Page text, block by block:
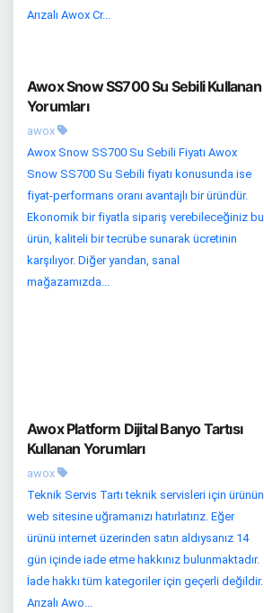
Arızalı Awox Cr...
Awox Snow SS700 Su Sebili Kullanan
Yorumları
awox
Awox Snow SS700 Su Sebili Fiyatı Awox
Snow SS700 Su Sebili fiyatı konusunda ise
fiyat-performans oranı avantajlı bir üründür.
Ekonomik bir fiyatla sipariş verebileceğiniz bu
ürün, kaliteli bir tecrübe sunarak ücretinin
karşılıyor. Diğer yandan, sanal
mağazamızda...
Awox Platform Dijital Banyo Tartısı
Kullanan Yorumları
awox
Teknik Servis Tartı teknik servisleri için ürünün
web sitesine uğramanızı hatırlatırız. Eğer
ürünü internet üzerinden satın aldıysanız 14
gün içinde iade etme hakkınız bulunmaktadır.
İade hakkı tüm kategoriler için geçerli değildir.
Arızalı Awo...